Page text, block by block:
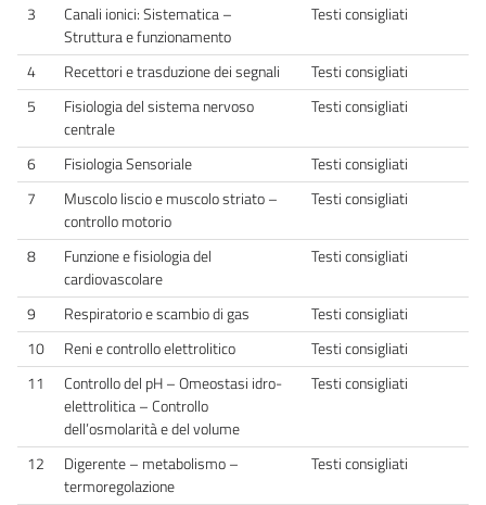
3
Canali ionici: Sistematica –
Struttura e funzionamento
Testi consigliati
4 Recettori e trasduzione dei segnali
Testi consigliati
5
Fisiologia del sistema nervoso
centrale
Testi consigliati
6 Fisiologia Sensoriale
Testi consigliati
7
Muscolo liscio e muscolo striato –
controllo motorio
Testi consigliati
8
Funzione e fisiologia del
cardiovascolare
Testi consigliati
9 Respiratorio e scambio di gas
Testi consigliati
10
Reni e controllo elettrolitico
Testi consigliati
11
Controllo del pH – Omeostasi idro-
elettrolitica – Controllo
dell’osmolarità e del volume
Testi consigliati
12
Digerente – metabolismo –
termoregolazione
Testi consigliati